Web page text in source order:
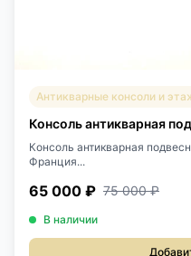
Антикварные консоли и
Консоль антикварная
Консоль антикварная
Франция...
65 000 ₽ 75 000 ₽
В наличии